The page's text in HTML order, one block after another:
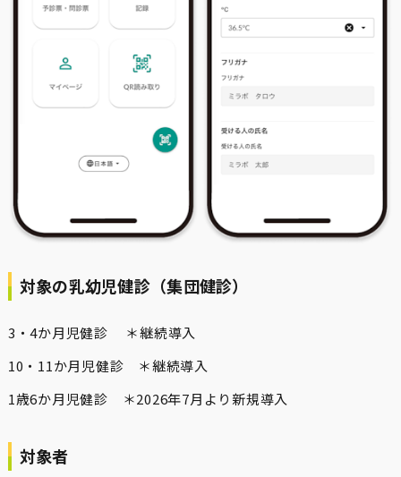
対象の乳幼児健診（集団健診）
3・4か月児健診 ＊継続導入
10・11か月児健診 ＊継続導入
1歳6か月児健診 ＊2026年7月より新規導入
対象者